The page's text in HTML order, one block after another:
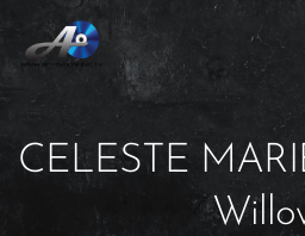
CELESTE